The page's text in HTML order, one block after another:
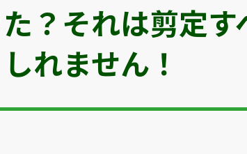
？それは剪定
しれません！